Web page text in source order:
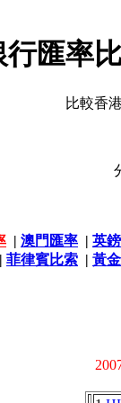
行匯率
比較香
| 澳門匯率 | 英
| 菲律賓比索 | 黃